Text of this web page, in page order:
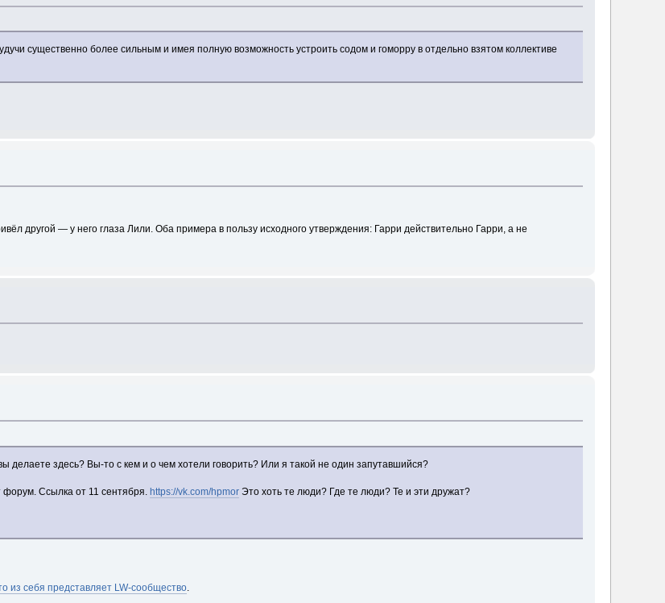
существенно более сильным и имея полную возможность устроить содом и гоморру в отдельно взятом коллективе
другой — у него глаза Лили. Оба примера в пользу исходного утверждения: Гарри действительно Гарри, а не
здесь? Вы-то с кем и о чем хотели говорить? Или я такой не один запутавшийся?
форум. Ссылка от 11 сентября. https://vk.com/hpmorЭто хоть те люди? Где те люди? Те и эти дружат?
из себя представляет LW-сообщество